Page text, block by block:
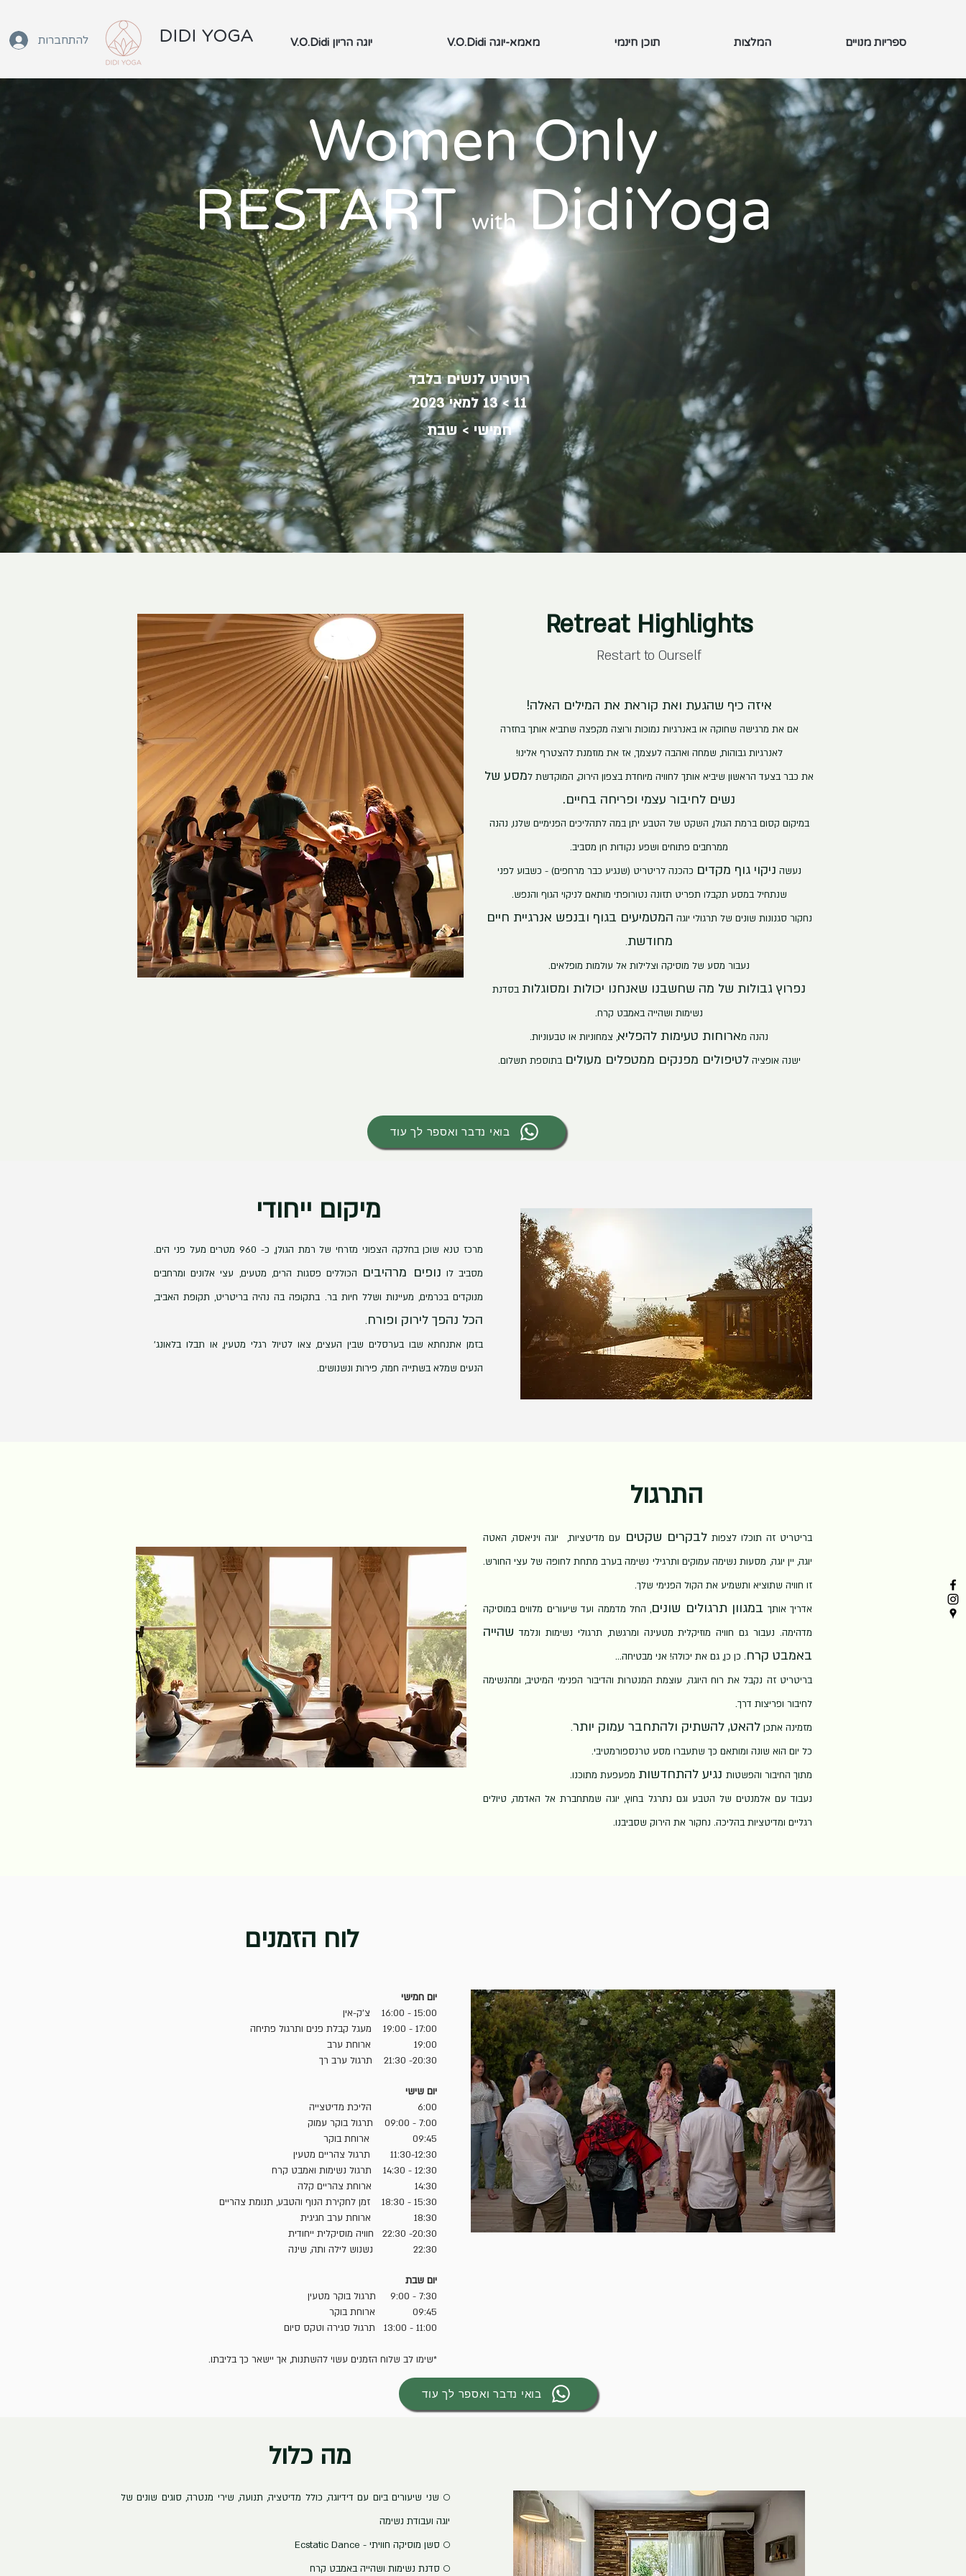
להתחברות DIDI YOGA V.O.Didi יוגה הריון V.O.Didi מאמא-יוגה תוכן חינמי המלצות ספריות מנויים
Women Only
RESTARTwithDidiYoga
ריטריט לנשים בלבד
11 > 13 למאי 2023
חמישי > שבת
Retreat Highlights
Restart to Ourself
איזה כיף שהגעת ואת קוראת את המילים האלה!
אם את מרגישה שחוקה או באנרגיות נמוכות ורוצה מקפצה שתביא אותך בחזרה
לאנרגיות גבוהות, שמחה ואהבה לעצמך, אז את מוזמנת להצטרף אלינו!
את כבר בצעד הראשון שיביא אותך לחוויה מיוחדת בצפון הירוק, המוקדשת למסע של
נשים לחיבור עצמי ופריחה בחיים.
במיקום קסום ברמת הגולן, השקט של הטבע יתן במה לתהליכים הפנימיים שלנו, נהנה
ממרחבים פתוחים ושפע נקודות חן מסביב.
נעשה ניקוי גוף מקדים כהכנה לריטריט (שנגיע כבר מרחפים) - כשבוע לפני
שנתחיל במסע תקבלו תפריט תזונה נטורופתי מותאם לניקוי הגוף והנפש.
נחקור סגנונות שונים של תרגולי יוגה המטמיעים בגוף ובנפש אנרגיית חיים
מחודשת.
נעבור מסע של מוסיקה וצלילות אל עולמות מופלאים.
נפרוץ גבולות של מה שחשבנו שאנחנו יכולות ומסוגלות בסדנת
נשימות ושהייה באמבט קרח.
נהנה מארוחות טעימות להפליא, צמחוניות או טבעוניות.
ישנה אופציהלטיפולים מפנקים ממטפלים מעולים בתוספת תשלום.
בואי נדבר ואספר לך עוד
מיקום ייחודי
מרכז טנא שוכן
בחלקה הצפוני מזרחי של רמת הגולן, כ- 960 מטרים מעל פני הים.
מסביב לו נופים מרהיבים הכוללים פסגות הרים, מטעים, עצי אלונים ומרחבים
מנוקדים בכרמים, מעיינות ושלל חיות בר. בתקופה בה נהיה בריטריט, תקופת האביב,
הכל נהפך לירוק ופורח.
בזמן אתנחתא שבו בערסלים שבין העצים, צאו לטיול רגלי מטעין, או תבלו בלאונג'
הנעים שמלא בשתייה חמה, פירות ונשנושים.
התרגול
בריטריט זה תוכלו לצפותלבקרים שקטים עם מדיטציות, יוגה ויניאסה, האטה
יוגה, יין יוגה, מסעות נשימה עמוקים ותרגילי נשימה בערב מתחת לחופה של עצי החורש.
זו חוויה שתוציא ותשמיע את הקול הפנימי שלך.
אדריך אותך במגוון תרגולים שונים, החל מדממה ועד שיעורים מלווים במוסיקה
מדהימה. נעבור גם חוויה מוזיקלית מטעינה ומרגשת, תרגולי נשימות ונלמד שהייה
באמבט קרח. כן כן, גם את יכולה! אני מבטיחה...
בריטריט זה נקבל את רוח היוגה, עוצמת המנטרות והדיבור הפנימי המיטיב, ומהנשימה
לחיבור ופריצות דרך.
מזמינה אתכן להאט, להשתיק ולהתחבר עמוק יותר.
כל יום הוא שונה ומותאם כך שתעברו מסע טרנספורמטיבי.
מתוך החיבור והפשטות נגיע להתחדשות מפעפעת מתוכנו.
נעבוד עם אלמנטים של הטבע וגם נתרגל בחוץ, יוגה שמתחברת אל האדמה, טיולים
רגליים ומדיטציות בהליכה. נחקור את הירוק שסביבנו.
לוח הזמנים
יום חמישי
15:00 - 16:00 צ'ק-אין
17:00 - 19:00 מעגל קבלת פנים ותרגול פתיחה
19:00 ארוחת ערב
20:30- 21:30 תרגול ערב רך
יום שישי
6:00 הליכת מדיטצייה
7:00 - 09:00 תרגול בוקר עמוק
09:45 ארוחת בוקר
11:30-12:30 תרגול צהריים מטעין
12:30 - 14:30 תרגול נשימות ואמבט קרח
14:30 ארוחת צהריים קלה
15:30 - 18:30 זמן לחקירת הנוף והטבע, תנומת צהריים
18:30 ארוחת ערב חגיגית
20:30- 22:30 חוויה מוסיקלית ייחודית
22:30 נשנוש לילה ותה, שינה
יום שבת
7:30 - 9:00 תרגול בוקר מטעין
09:45 ארוחת בוקר
11:00 - 13:00 תרגול סגירה וטקס סיום
*שימו לב שלוח הזמנים עשוי להשתנות, אך יישאר כך בליבתו.
בואי נדבר ואספר לך עוד
מה כלול
○ שני שיעורים ביום עם דידיוגה, כולל מדיטציה, תנועה, שירי מנטרה, סוגים שונים של
יוגה ועבודת נשימה
○ סשן מוסיקה חוויתי - Ecstatic Dance
○ סדנת נשימות ושהייה באמבט קרח